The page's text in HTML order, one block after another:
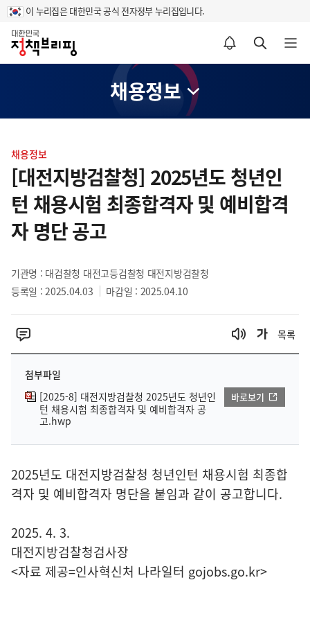
이 누리집은 대한민국 공식 전자정부 누리집입니다.
홈
알림설정 바로가기 검색 바로가기 메뉴 열기
채용정보
텐
츠
영
역
채용정보
[대전지방검찰청] 2025년도 청년인
턴 채용시험 최종합격자 및 예비합격
자 명단 공고
기관명 : 대검찰청 대전고등검찰청 대전지방검찰청
등록일 : 2025.04.03
마감일 : 2025.04.10
목록
첨부파일
[2025-8] 대전지방검찰청 2025년도 청년인
턴 채용시험 최종합격자 및 예비합격자 공
고.hwp
바로보기
2025년도 대전지방검찰청 청년인턴 채용시험 최종합
격자 및 예비합격자 명단을 붙임과 같이 공고합니다.
2025. 4. 3.
대전지방검찰청검사장
<자료 제공=인사혁신처 나라일터 gojobs.go.kr>